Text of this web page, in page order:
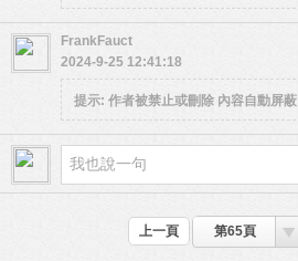
FrankFauct
2024-9-25 12:41:18
提示: 作者被禁止或刪除 內容自動屏蔽
上一頁 第65頁